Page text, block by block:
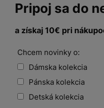
Pripoj sa do
a získaj 10€ pri
Chcem novinky o:
Dámska kolekcia
Pánska kolekcia
Detská kolekcia